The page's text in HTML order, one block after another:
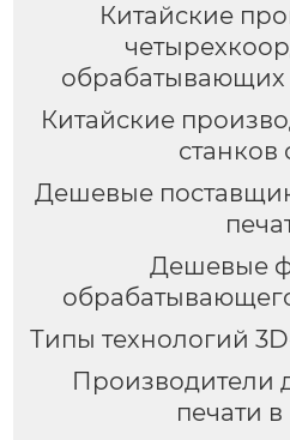
Китайские
Китайские
Дешевые
Дешевые
Типы технологий
Производители
печати